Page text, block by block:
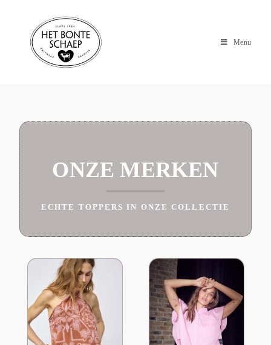
Menu
ONZE MERKEN
ECHTE TOPPERS IN ONZE COLLECTIE